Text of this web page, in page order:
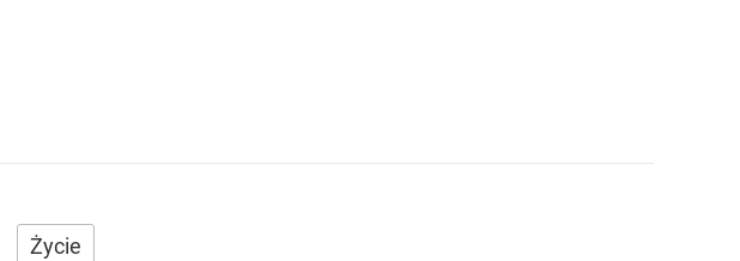
Życie